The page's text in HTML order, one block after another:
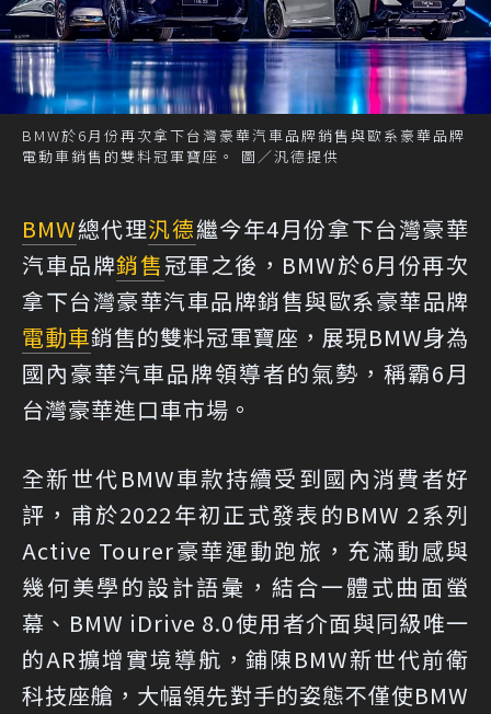
BMW於6月份再次拿下台灣豪華汽車品牌銷售與歐系豪華品牌
電動車銷售的雙料冠軍寶座。 圖／汎德提供
BMW總代理汎德繼今年4月份拿下台灣豪華
汽車品牌銷售冠軍之後，BMW於6月份再次
拿下台灣豪華汽車品牌銷售與歐系豪華品牌
電動車銷售的雙料冠軍寶座，展現BMW身為
國內豪華汽車品牌領導者的氣勢，稱霸6月
台灣豪華進口車市場。
全新世代BMW車款持續受到國內消費者好
評，甫於2022年初正式發表的BMW 2系列
Active Tourer豪華運動跑旅，充滿動感與
幾何美學的設計語彙，結合一體式曲面螢
幕、BMW iDrive 8.0使用者介面與同級唯一
的AR擴增實境導航，鋪陳BMW新世代前衛
科技座艙，大幅領先對手的姿態不僅使BMW